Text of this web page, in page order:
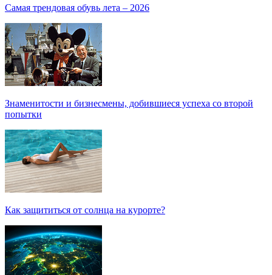
Самая трендовая обувь лета – 2026
Знаменитости и бизнесмены, добившиеся успеха со второй
попытки
Как защититься от солнца на курорте?